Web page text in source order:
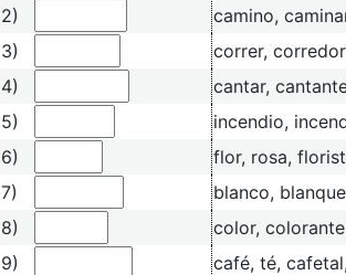
2)
camino,
3)
correr,
4)
cantar,
5)
incendio,
6)
flor, rosa,
7)
blanco,
8)
color,
9)
café, té,